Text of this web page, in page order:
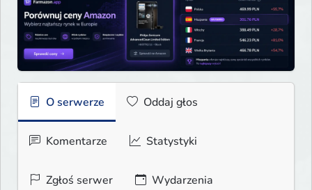
O serwerze Oddaj głos
Komentarze Statystyki
Zgłoś serwer Wydarzenia